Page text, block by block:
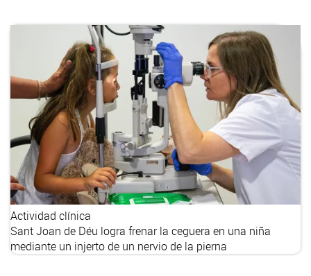
Actividad clínica
Sant Joan de Déu logra frenar la ceguera en una niña
mediante un injerto de un nervio de la pierna